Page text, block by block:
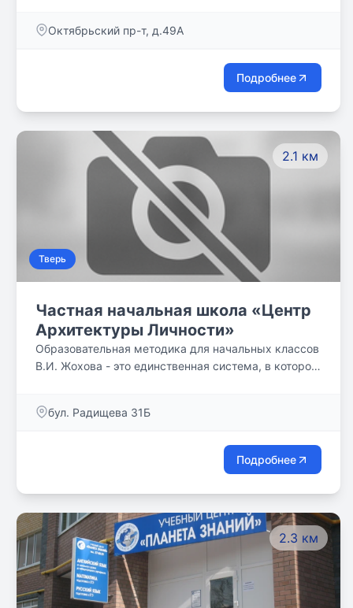
получасовых занятий по воскресеньям).
недели (с октября по май включительно) – всего
Октябрьский пр-т, д.49А
Подробнее
2.1 км
Тверь
Частная начальная школа «Центр
Архитектуры Личности»
Образовательная методика для начальных классов
В.И. Жохова - это единственная система, в которой
практической технологии работы учителя. Сегодня
систему, которая направлена на создание условий
для полной реализации генетически
девочек. В мальчиках развиваются мужские
качества, в девочках - женские.
бул. Радищева 31Б
Подробнее
2.3 км